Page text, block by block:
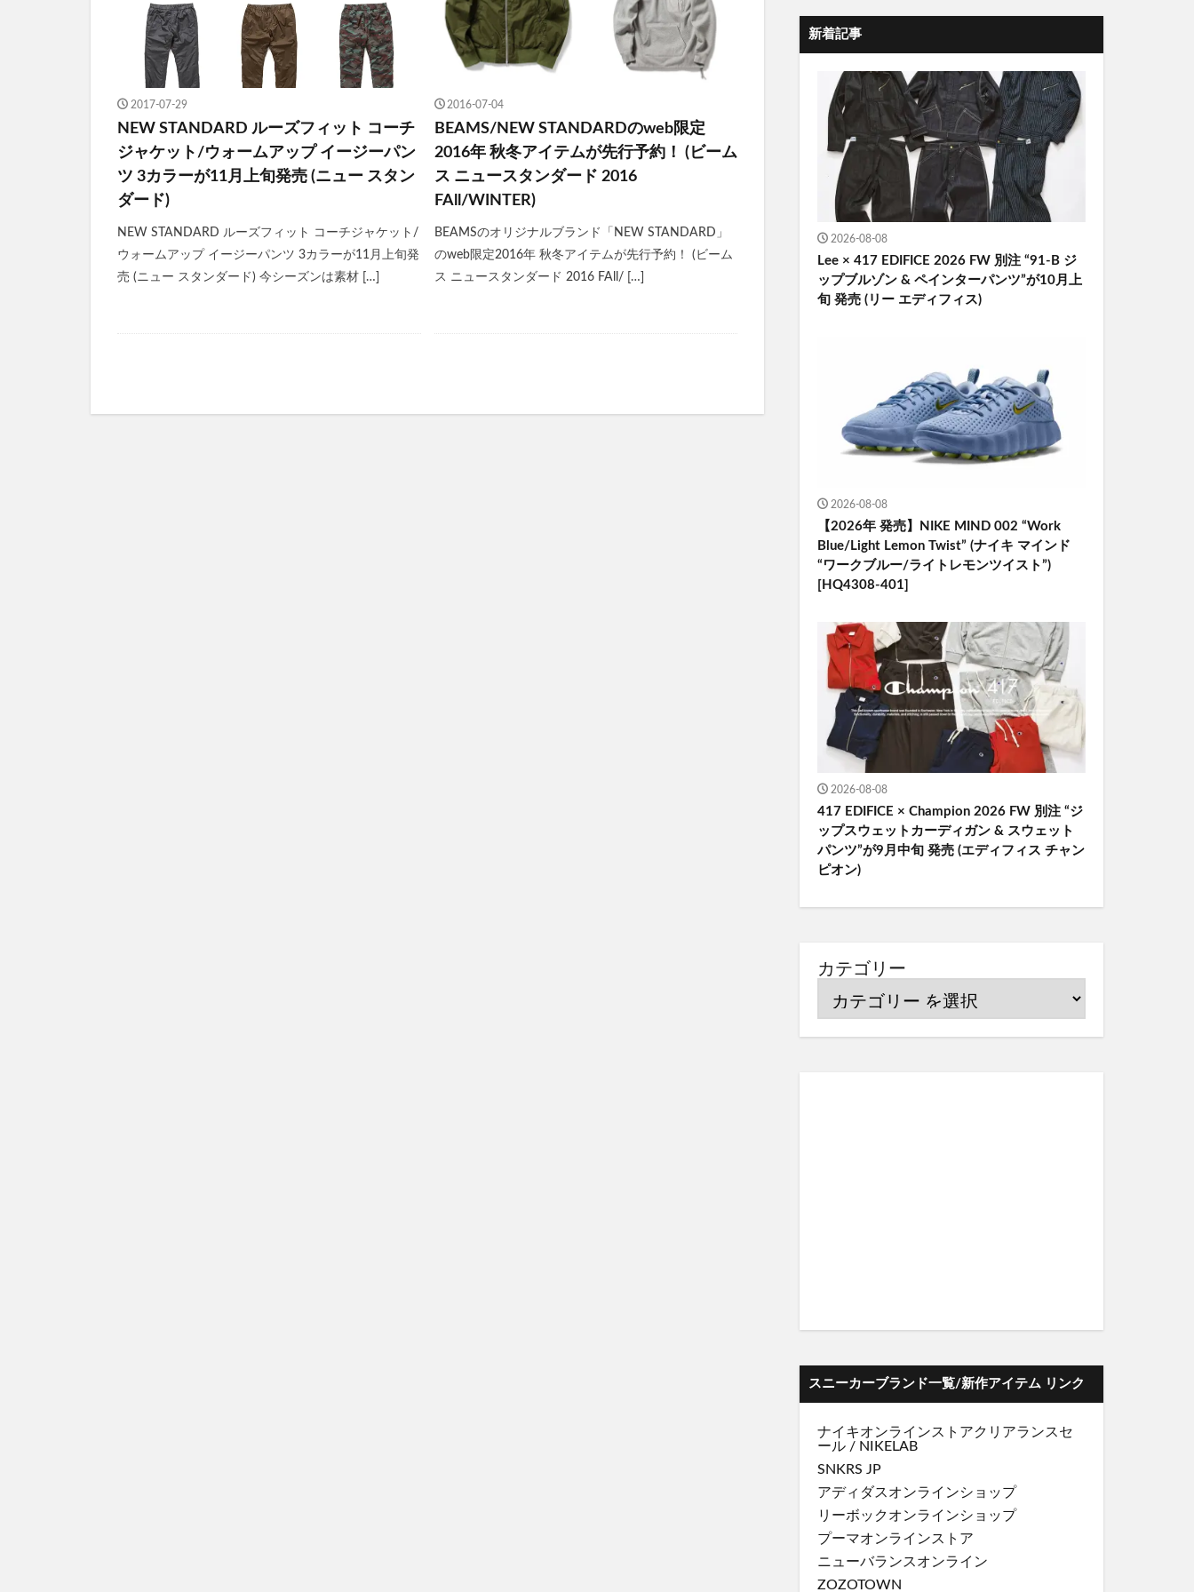
2017-07-29
NEW STANDARD ルーズフィット コーチ
ジャケット/ウォームアップ イージーパン
ツ 3カラーが11月上旬発売 (ニュー スタン
ダード)
NEW STANDARD ルーズフィット コーチジャケット/
ウォームアップ イージーパンツ 3カラーが11月上旬発
売 (ニュー スタンダード) 今シーズンは素材 […]
2016-07-04
BEAMS/NEW STANDARDのweb限定
2016年 秋冬アイテムが先行予約！ (ビーム
ス ニュースタンダード 2016
FAll/WINTER)
BEAMSのオリジナルブランド「NEW STANDARD」
のweb限定2016年 秋冬アイテムが先行予約！ (ビーム
ス ニュースタンダード 2016 FAll/ […]
新着記事
2026-08-08
Lee × 417 EDIFICE 2026 FW 別注 “91-B ジ
ップブルゾン & ペインターパンツ”が10月上
旬 発売 (リー エディフィス)
2026-08-08
【2026年 発売】NIKE MIND 002 “Work
Blue/Light Lemon Twist” (ナイキ マインド
“ワークブルー/ライトレモンツイスト”)
[HQ4308-401]
2026-08-08
417 EDIFICE × Champion 2026 FW 別注 “ジ
ップスウェットカーディガン & スウェット
パンツ”が9月中旬 発売 (エディフィス チャン
ピオン)
カテゴリー
スニーカーブランド一覧/新作アイテム リンク
ナイキオンラインストアクリアランスセ
ール / NIKELAB
SNKRS JP
アディダスオンラインショップ
リーボックオンラインショップ
プーマオンラインストア
ニューバランスオンライン
ZOZOTOWN